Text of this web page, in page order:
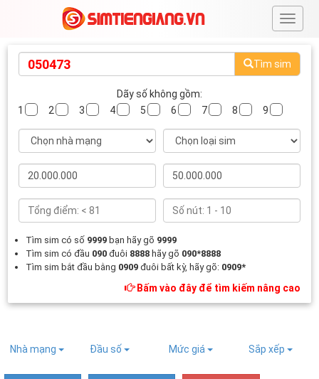
#
Tìm sim
Dãy số không gồm:
1
2 3 4 5 6 7 8 9
Tìm sim có số 9999 bạn hãy gõ 9999
Tìm sim có đầu 090 đuôi 8888 hãy gõ 090*8888
Tìm sim bắt đầu bằng 0909 đuôi bất kỳ, hãy gõ: 0909*
Bấm vào đây để tìm kiếm nâng cao
Nhà mạng Đầu số Mức giá Sắp xếp